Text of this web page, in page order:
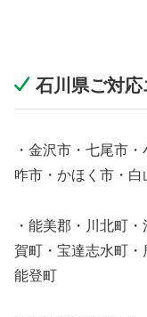
石川県ご対応
・金沢市・七尾市
咋市・かほく市・
・能美郡・川北町
賀町・宝達志水町・
能登町